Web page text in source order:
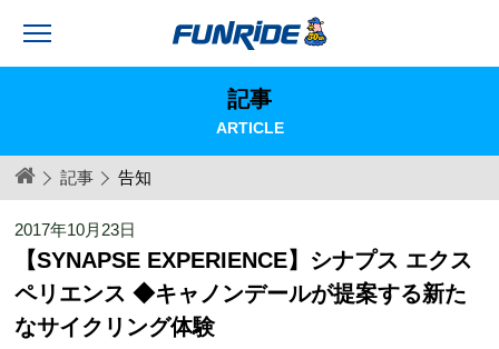
記事
ARTICLE
記事 告知
2017年10月23日
【SYNAPSE EXPERIENCE】シナプス エクス
ペリエンス ◆キャノンデールが提案する新た
なサイクリング体験